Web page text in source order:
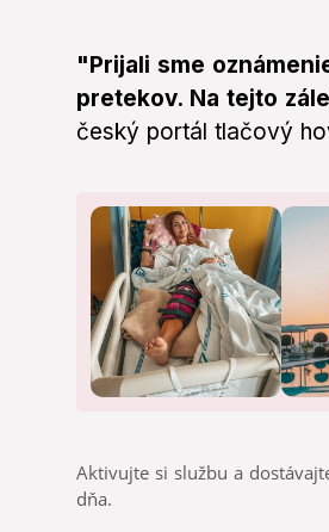
​"Prijali sme
pretekov. Na tejto
český portál tlačový
Aktivujte si službu a
dňa.